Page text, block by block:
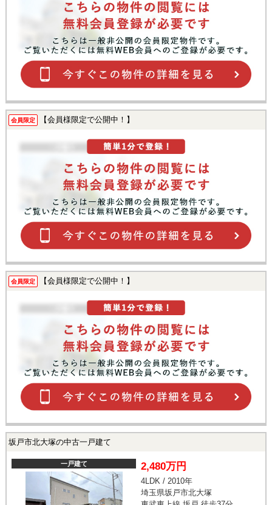
会員限定 【会員様限定で公開中！】
会員限定 【会員様限定で公開中！】
坂戸市北大塚の中古一戸建て
一戸建て 2,480万円
4LDK / 2010年
埼玉県坂戸市北大塚